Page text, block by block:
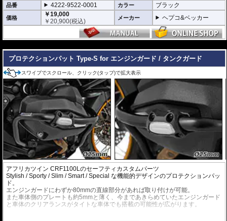
品番
4222-9522-0001 カラー ブラック
価格
￥19,000
￥20,900(税込) メーカー ヘプコ&ベッカー
プロテクションパット Type-S for エンジンガード / タンクガード
スワイプでスクロール、クリック(タップ)で拡大表示
アフリカツイン CRF1100Lのセーフティカスタムパーツ
Stylish / Sporty / Slim / Smart / Special な機能的デザインのプロテクションパッ
ド。
エンジンガードにわずか80mmの直線部分があれば取り付けが可能。
また車体側のプレートも約5mmと薄く、今まであきらめていたエンジンガード
と車体のクリアランスがタイトな車体でも搭載の可能性が広がります。